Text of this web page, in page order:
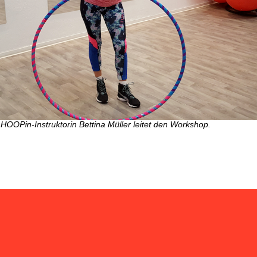
HOOPin-Instruktorin Bettina Müller leitet den Workshop.